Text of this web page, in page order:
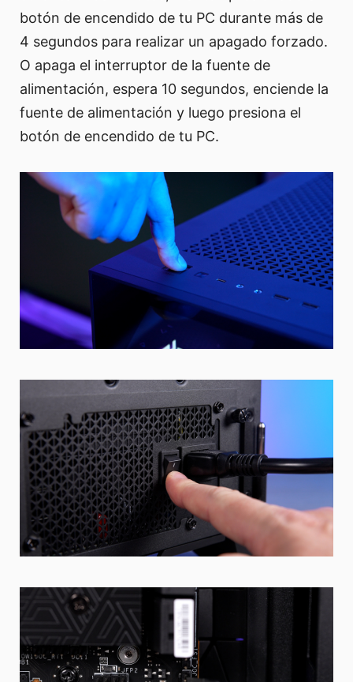
botón de encendido de tu PC durante más de
4 segundos para realizar un apagado forzado.
O apaga el interruptor de la fuente de
alimentación, espera 10 segundos, enciende la
fuente de alimentación y luego presiona el
botón de encendido de tu PC.